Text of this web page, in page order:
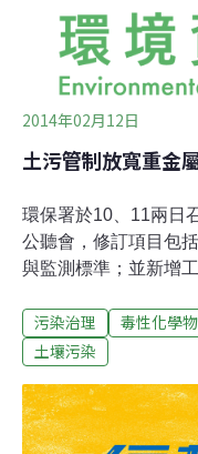
2014年02月12日
土污管制放寬重金
環保署於10、11兩日
公聽會，修訂項目包
與監測標準；並新增
注，認為是放寬了工
進，至少應在北中南
期監測，將發生土壤
「污染整治場址」，
污染治理 毒性化學
土壤污染